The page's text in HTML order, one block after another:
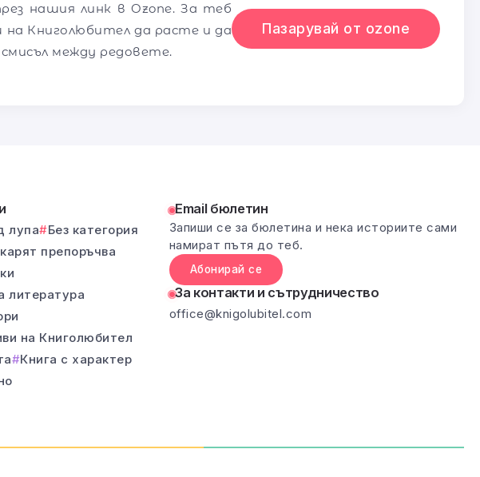
нашия линк в Ozone. За теб
Книголюбител да расте и да
между редовете.
Пазарувай от ozone
лупа
Без категория
препоръчва
литература
на Книголюбител
Книга с характер
Email бюлетин
Запиши се за бюлетина и нека историите сами
намират пътя до теб.
Абонирай се
За контакти и сътрудничество
office@knigolubitel.com